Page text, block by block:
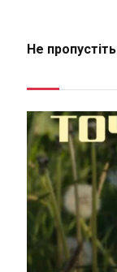
Не пропустіть